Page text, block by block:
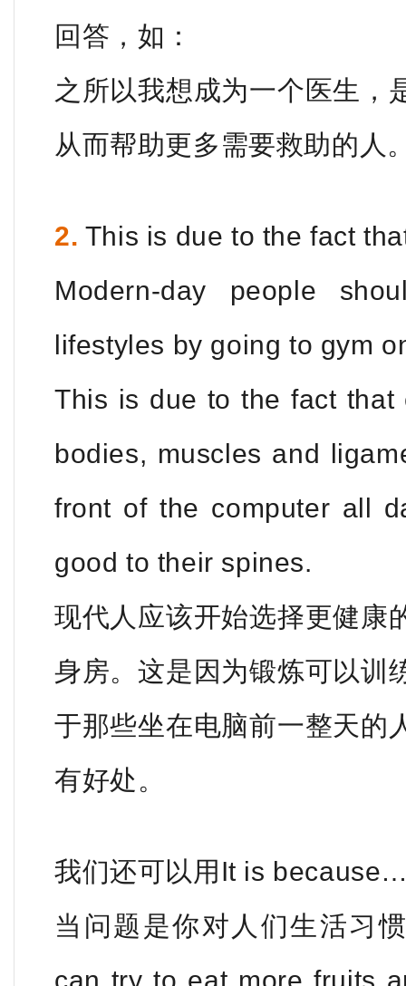
回答，如：
之所以我想成为一个医生，
从而帮助更多需要救助的人
2. This is due to the fact
Modern-day people
lifestyles by going to gym
This is due to the fact
bodies, muscles and
front of the computer all
good to their spines.
现代人应该开始选择更健康
身房。这是因为锻炼可以训
于那些坐在电脑前一整天的
有好处。
我们还可以用It is
当问题是你对人们生活习